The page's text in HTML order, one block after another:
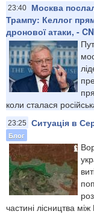
23:40
Москва
Трампу: Келлог
дронової атаки, -
коли сталася
23:25 Ситуація в
Блог
частині лісництва